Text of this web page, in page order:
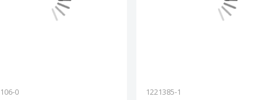
0 1221385-1